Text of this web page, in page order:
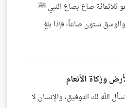
ثلاثمائة صاع بصاع النبي ﷺ
ستون صاعاً، فإذا بلغ
وزكاة الأنعام
الله لك التوفيق، والإنسان لا